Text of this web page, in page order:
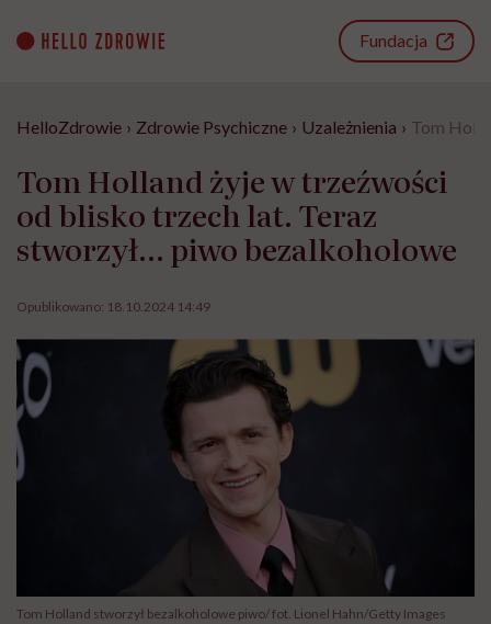
content
Fundacja
HelloZdrowie › Zdrowie Psychiczne › Uzależnienia › Tom
Tom Holland żyje w trzeźwości
od blisko trzech lat. Teraz
stworzył… piwo bezalkoholowe
Opublikowano: 18.10.2024 14:49
Tom Holland stworzył bezalkoholowe piwo/ fot. Lionel Hahn/Getty Images